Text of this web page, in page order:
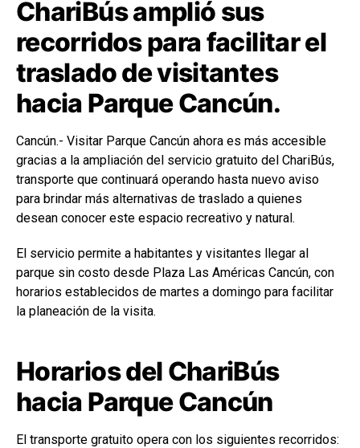
ChariBús amplió sus
recorridos para facilitar el
traslado de visitantes
hacia Parque Cancún.
Cancún.- Visitar Parque Cancún ahora es más accesible
gracias a la ampliación del servicio gratuito del ChariBús,
transporte que continuará operando hasta nuevo aviso
para brindar más alternativas de traslado a quienes
desean conocer este espacio recreativo y natural.
El servicio permite a habitantes y visitantes llegar al
parque sin costo desde Plaza Las Américas Cancún, con
horarios establecidos de martes a domingo para facilitar
la planeación de la visita.
Horarios del ChariBús
hacia Parque Cancún
El transporte gratuito opera con los siguientes recorridos: